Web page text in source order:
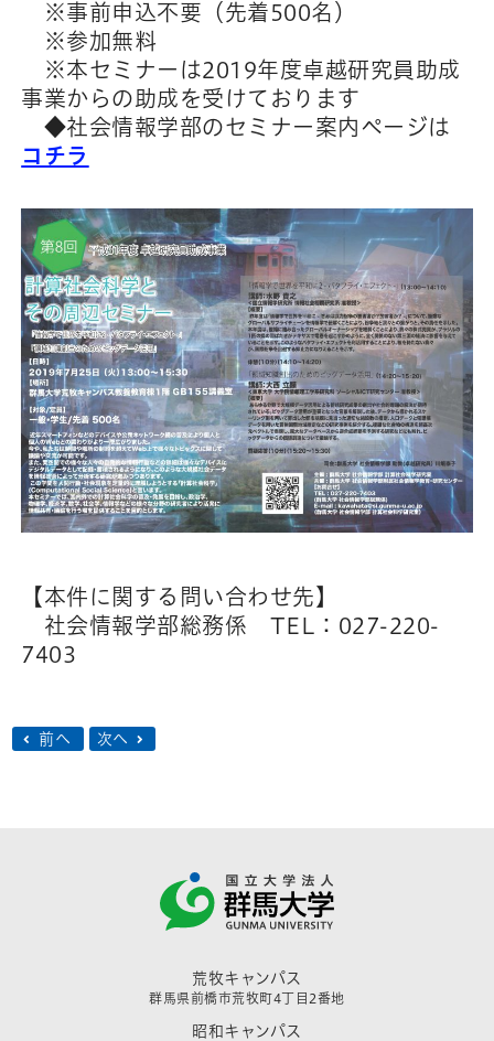
※事前申込不要（先着500名）
※参加無料
※本セミナーは2019年度卓越研究員助成
事業からの助成を受けております
◆社会情報学部のセミナー案内ページは
コチラ
【本件に関する問い合わせ先】
社会情報学部総務係 TEL：027-220-
7403
前へ 次へ
荒牧キャンパス
群馬県前橋市荒牧町4丁目2番地
昭和キャンパス